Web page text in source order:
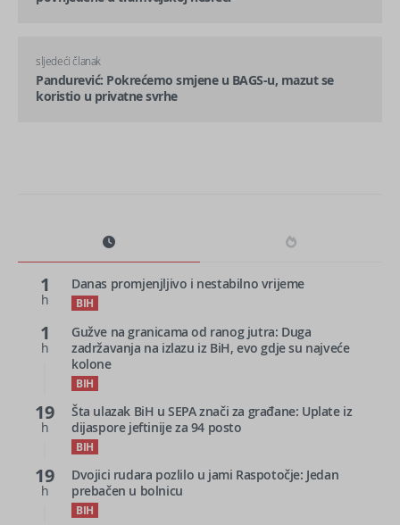
sljedeći članak
Pandurević: Pokrećemo smjene u BAGS-u, mazut se
koristio u privatne svrhe
1
h
Danas promjenjljivo i nestabilno vrijeme
BIH
1
h
Gužve na granicama od ranog jutra: Duga
zadržavanja na izlazu iz BiH, evo gdje su najveće
kolone
BIH
19
h
Šta ulazak BiH u SEPA znači za građane: Uplate iz
dijaspore jeftinije za 94 posto
BIH
19
h
Dvojici rudara pozlilo u jami Raspotočje: Jedan
prebačen u bolnicu
BIH